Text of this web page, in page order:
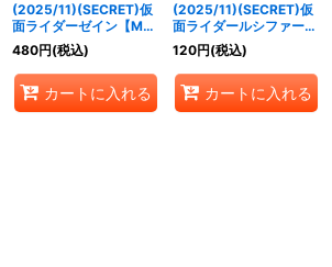
(2025/11)(SECRET)仮
面ライダーゼイン【M-
SEC】{CB34-025}
《紫》
480円(税込)
カートに入れる
(2025/11)(SECRET)仮
面ライダールシファー
[2]【R-SEC】{CB34-
026}《紫》
120円(税込)
カートに入れる